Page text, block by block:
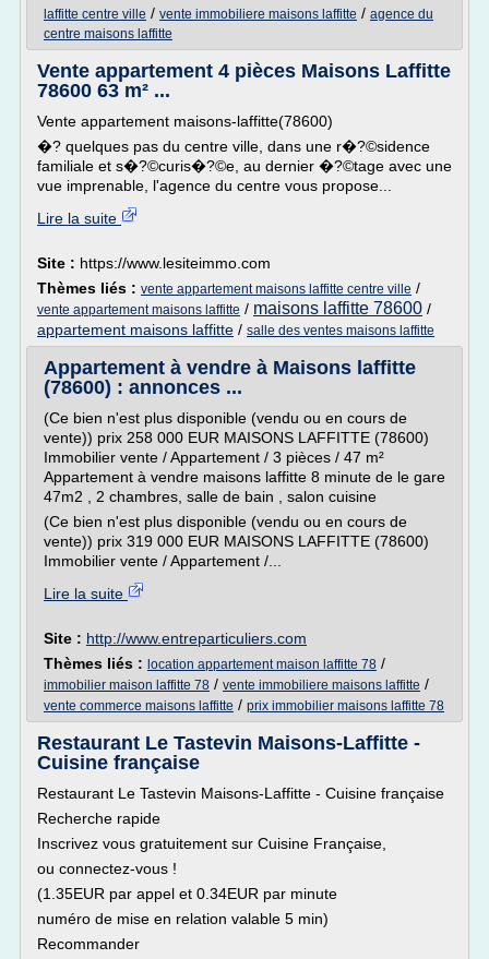
laffitte centre ville / vente immobiliere maisons laffitte / agence du
centre maisons laffitte
Vente appartement 4 pièces Maisons Laffitte
78600 63 m² ...
Vente appartement maisons-laffitte(78600)
�? quelques pas du centre ville, dans une r�?©sidence
familiale et s�?©curis�?©e, au dernier �?©tage avec une
vue imprenable, l'agence du centre vous propose...
Lire la suite
Site : https://www.lesiteimmo.com
Thèmes liés : vente appartement maisons laffitte centre ville /
vente appartement maisons laffitte / maisons laffitte 78600 /
appartement maisons laffitte / salle des ventes maisons laffitte
Appartement à vendre à Maisons laffitte
(78600) : annonces ...
(Ce bien n'est plus disponible (vendu ou en cours de
vente)) prix 258 000 EUR MAISONS LAFFITTE (78600)
Immobilier vente / Appartement / 3 pièces / 47 m²
Appartement à vendre maisons laffitte 8 minute de le gare
47m2 , 2 chambres, salle de bain , salon cuisine
(Ce bien n'est plus disponible (vendu ou en cours de
vente)) prix 319 000 EUR MAISONS LAFFITTE (78600)
Immobilier vente / Appartement /...
Lire la suite
Site : http://www.entreparticuliers.com
Thèmes liés : location appartement maison laffitte 78 /
immobilier maison laffitte 78 / vente immobiliere maisons laffitte /
vente commerce maisons laffitte / prix immobilier maisons laffitte 78
Restaurant Le Tastevin Maisons-Laffitte -
Cuisine française
Restaurant Le Tastevin Maisons-Laffitte - Cuisine française
Recherche rapide
Inscrivez vous gratuitement sur Cuisine Française,
ou connectez-vous !
(1.35EUR par appel et 0.34EUR par minute
numéro de mise en relation valable 5 min)
Recommander